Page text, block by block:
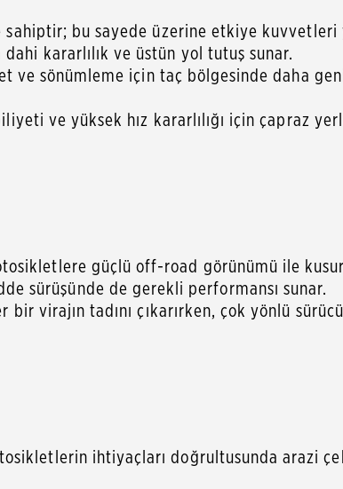
sahiptir; bu sayede üzerine etkiye
kararlılık ve üstün yol tutuş sunar.
ve sönümleme için taç bölgesinde daha
ve yüksek hız kararlılığı için çapraz
güçlü off-road görünümü ile
sürüşünde de gerekli performansı sunar.
virajın tadını çıkarırken, çok yönlü
ihtiyaçları doğrultusunda arazi